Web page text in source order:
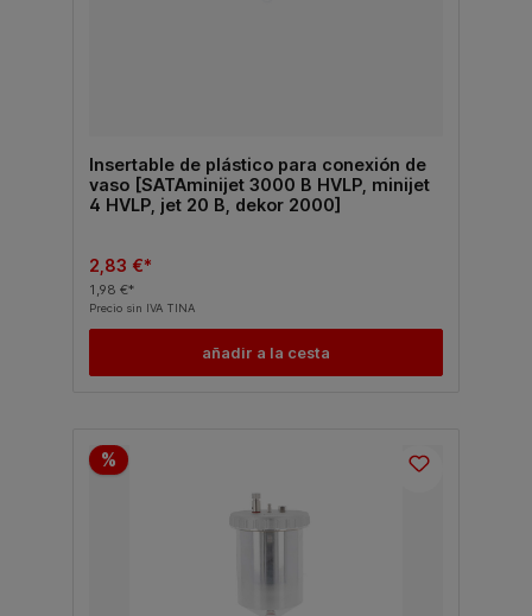
Insertable de plástico para conexión de
vaso [SATAminijet 3000 B HVLP, minijet
4 HVLP, jet 20 B, dekor 2000]
2,83 €*
1,98 €*
Precio sin IVA TINA
añadir a la cesta
%